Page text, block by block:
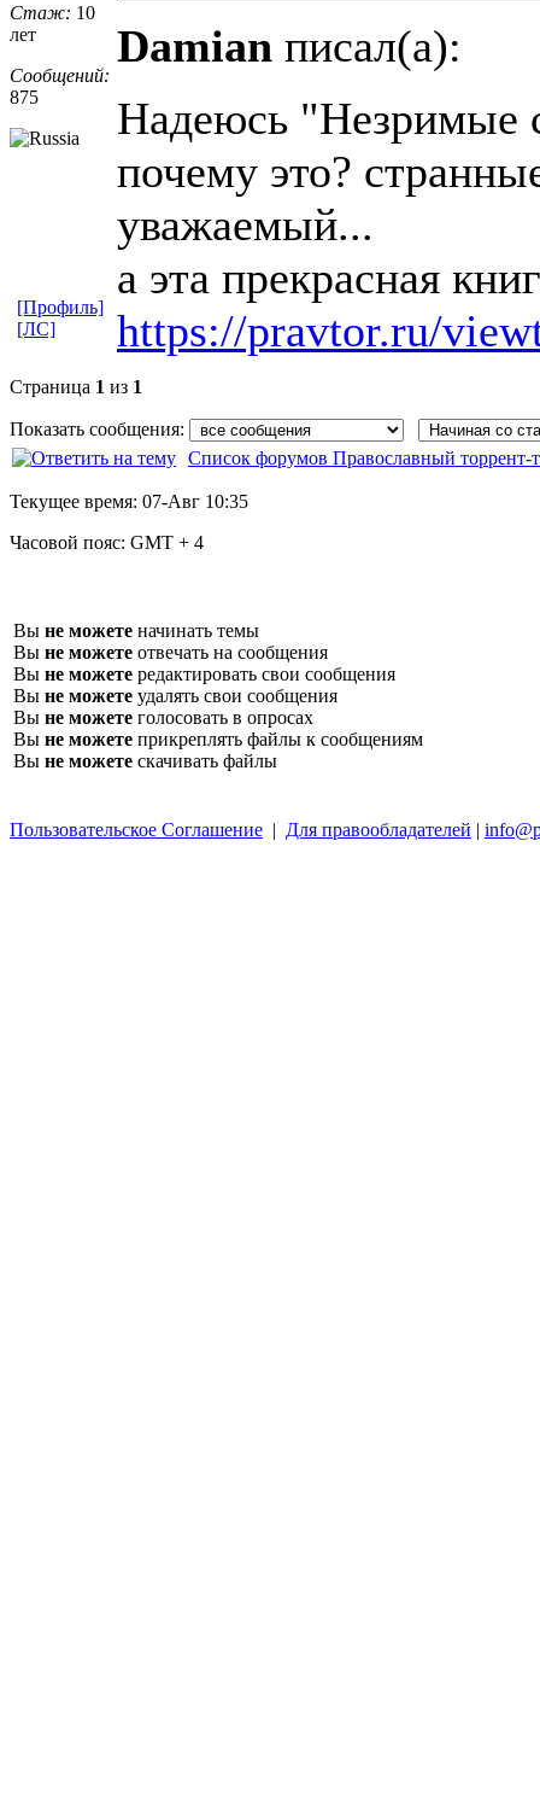
Стаж: 10
лет
Сообщений:
875
Damian писал(а):
Надеюсь "Незримые
почему это?
уважаемый...
а эта прекрасная
https://pravtor.ru/
[Профиль]
[ЛС]
Страница 1 из 1
Показать сообщения:
Список форумов Православный торрент-
Текущее время: 07-Авг 10:35
Часовой пояс: GMT + 4
Вы не можете начинать темы
Вы не можете отвечать на сообщения
Вы не можете редактировать свои сообщения
Вы не можете удалять свои сообщения
Вы не можете голосовать в опросах
Вы не можете прикреплять файлы к сообщениям
Вы не можете скачивать файлы
Пользовательское Соглашение | Для правообладателей |